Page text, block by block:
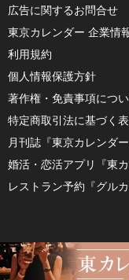
広告に関するお問合せ
東京カレンダー 企業情
利用規約
個人情報保護方針
著作権・免責事項につ
特定商取引法に基づく
月刊誌『東京カレンダー
婚活・恋活アプリ『東カ
レストラン予約『グル